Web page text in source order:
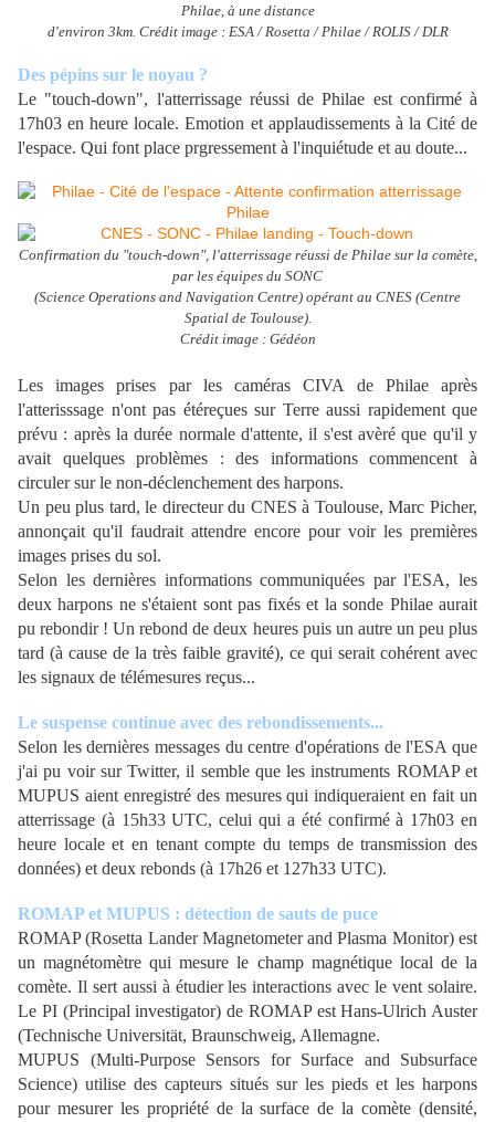
Philae, à une distance
d'environ 3km. Crédit image : ESA / Rosetta / Philae / ROLIS / DLR
Des pépins sur le noyau ?
Le "touch-down", l'atterrissage réussi de Philae est confirmé à
17h03 en heure locale. Emotion et applaudissements à la Cité de
l'espace. Qui font place prgressement à l'inquiétude et au doute...
Confirmation du "touch-down", l'atterrissage réussi de Philae sur la comète,
par les équipes du SONC
(Science Operations and Navigation Centre) opérant au CNES (Centre
Spatial de Toulouse).
Crédit image : Gédéon
Les images prises par les caméras CIVA de Philae après
l'atterisssage n'ont pas étéreçues sur Terre aussi rapidement que
prévu : après la durée normale d'attente, il s'est avèré que qu'il y
avait quelques problèmes : des informations commencent à
circuler sur le non-déclenchement des harpons.
Un peu plus tard, le directeur du CNES à Toulouse, Marc Picher,
annonçait qu'il faudrait attendre encore pour voir les premières
images prises du sol.
Selon les dernières informations communiquées par l'ESA, les
deux harpons ne s'étaient sont pas fixés et la sonde Philae aurait
pu rebondir ! Un rebond de deux heures puis un autre un peu plus
tard (à cause de la très faible gravité), ce qui serait cohérent avec
les signaux de télémesures reçus...
Le suspense continue avec des rebondissements...
Selon les dernières messages du centre d'opérations de l'ESA que
j'ai pu voir sur Twitter, il semble que les instruments ROMAP et
MUPUS aient enregistré des mesures qui indiqueraient en fait un
atterrissage (à 15h33 UTC, celui qui a été confirmé à 17h03 en
heure locale et en tenant compte du temps de transmission des
données) et deux rebonds (à 17h26 et 127h33 UTC).
ROMAP et MUPUS : détection de sauts de puce
ROMAP (Rosetta Lander Magnetometer and Plasma Monitor) est
un magnétomètre qui mesure le champ magnétique local de la
comète. Il sert aussi à étudier les interactions avec le vent solaire.
Le PI (Principal investigator) de ROMAP est Hans-Ulrich Auster
(Technische Universität, Braunschweig, Allemagne.
MUPUS (Multi-Purpose Sensors for Surface and Subsurface
Science) utilise des capteurs situés sur les pieds et les harpons
pour mesurer les propriété de la surface de la comète (densité,